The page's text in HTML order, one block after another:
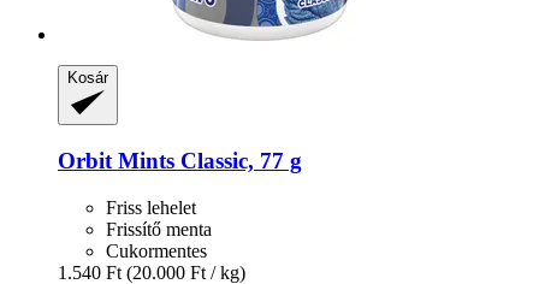
Kosár
Orbit Mints Classic, 77 g
Friss lehelet
Frissítő menta
Cukormentes
1.540 Ft (20.000 Ft / kg)